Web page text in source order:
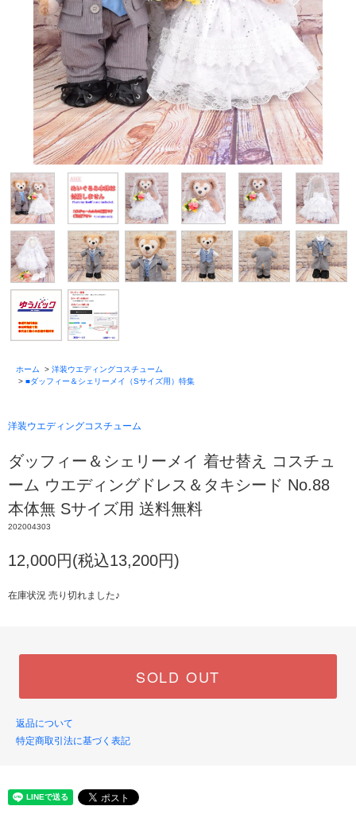
ホーム > 洋装ウエディングコスチューム
> ■ダッフィー＆シェリーメイ（Sサイズ用）特集
洋装ウエディングコスチューム
ダッフィー＆シェリーメイ 着せ替え コスチュ
ーム ウエディングドレス＆タキシード No.88
本体無 Sサイズ用 送料無料
202004303
12,000円(税込13,200円)
在庫状況 売り切れました♪
SOLD OUT
返品について
特定商取引法に基づく表記